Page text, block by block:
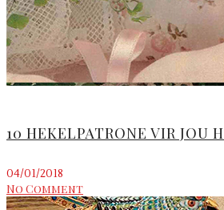
10 HEKELPATRONE VIR JOU
04/01/2018
No Comment